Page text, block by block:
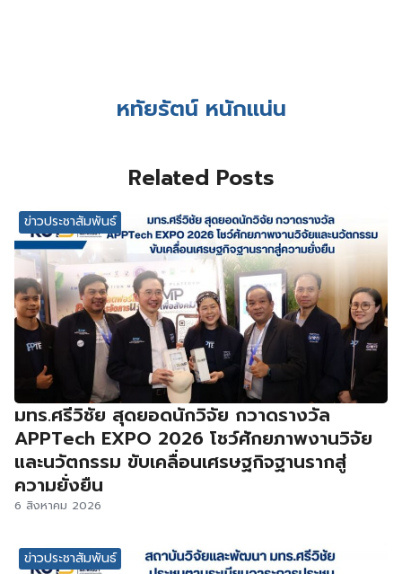
หทัยรัตน์ หนักแน่น
Related Posts
ข่าวประชาสัมพันธ์
มทร.ศรีวิชัย สุดยอดนักวิจัย กวาดรางวัล
APPTech EXPO 2026 โชว์ศักยภาพงานวิจัย
และนวัตกรรม ขับเคลื่อนเศรษฐกิจฐานรากสู่
ความยั่งยืน
6 สิงหาคม 2026
ข่าวประชาสัมพันธ์